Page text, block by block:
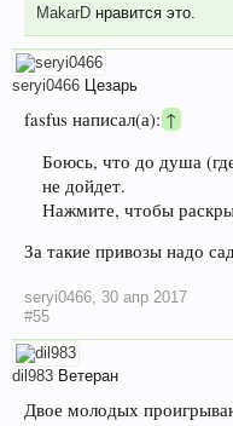
MakarD нравится это.
seryi0466 Цезарь
fasfus написал(а):↑
Боюсь, что до душа
не дойдет.
Нажмите, чтобы
За такие привозы надо
seryi0466, 30 апр 2017
#55
dil983 Ветеран
Двое молодых